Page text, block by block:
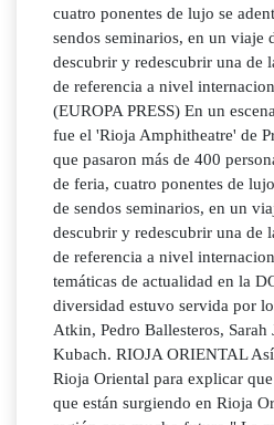
cuatro ponentes de lujo se
sendos seminarios, en un viaje
descubrir y redescubrir una de
de referencia a nivel
(EUROPA PRESS) En un
fue el 'Rioja Amphitheatre' de
que pasaron más de 400
de feria, cuatro ponentes de
de sendos seminarios, en un
descubrir y redescubrir una de
de referencia a nivel
temáticas de actualidad en la
diversidad estuvo servida por
Atkin, Pedro Ballesteros, Sarah
Kubach. RIOJA ORIENTAL
Rioja Oriental para explicar
que están surgiendo en Rioja